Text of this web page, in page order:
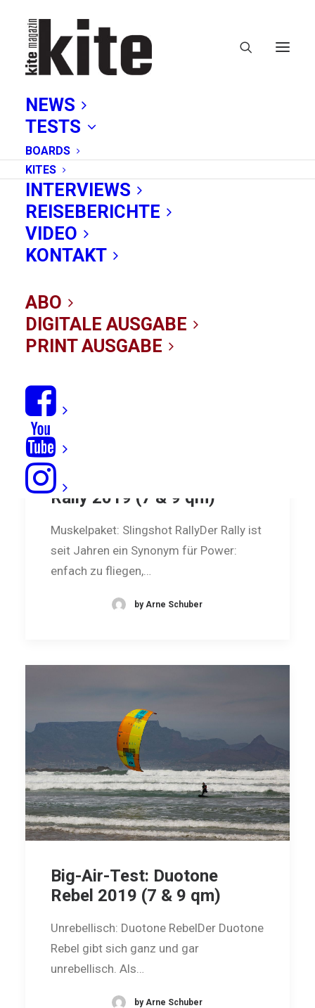
NEWS
TESTS
BOARDS
KITES
INTERVIEWS
REISEBERICHTE
VIDEO
KONTAKT
ABO
DIGITALE AUSGABE
PRINT AUSGABE
Big Air
Big-Air-Test: Slingshot
Rally 2019 (7 & 9 qm)
Muskelpaket: Slingshot RallyDer Rally ist
seit Jahren ein Synonym für Power:
enfach zu fliegen,…
by Arne Schuber
Big-Air-Test: Duotone
Rebel 2019 (7 & 9 qm)
Unrebellisch: Duotone RebelDer Duotone
Rebel gibt sich ganz und gar
unrebellisch. Als…
by Arne Schuber